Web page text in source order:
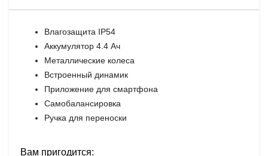
Влагозащита IP54
Аккумулятор 4.4 Ач
Металлические колеса
Встроенный динамик
Приложение для смартфона
Самобалансировка
Ручка для переноски
Вам пригодится: